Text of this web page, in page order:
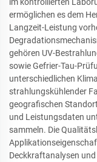
ermöglichen es dem
Langzeit-Leistung
gehören UV-
sowie Gefrier-Tau-
unterschiedlichen
strahlungskühlender
geografischen
und Leistungsdaten
sammeln. Die
Deckkraftanalysen